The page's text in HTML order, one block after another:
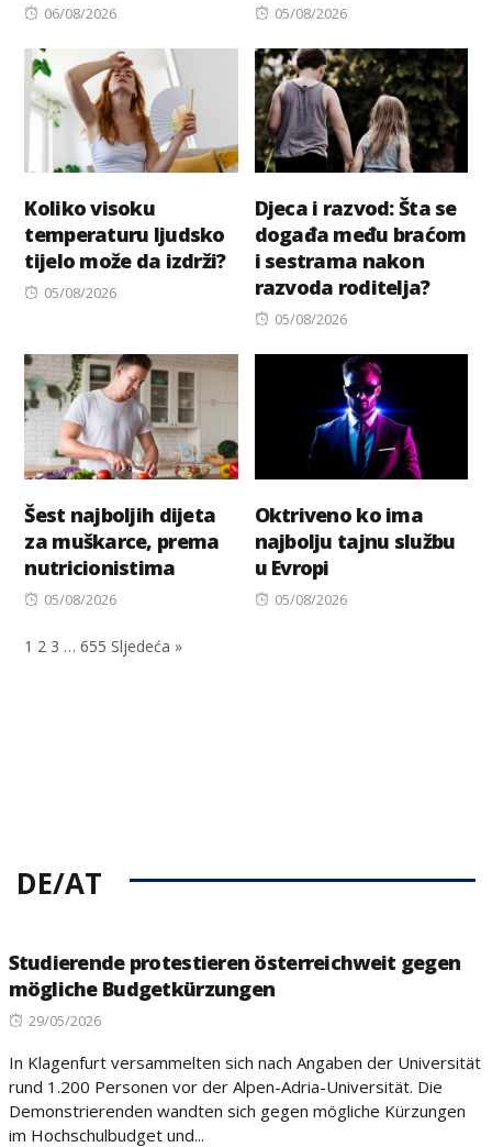
Posted
06/08/2026
Posted
05/08/2026
Koliko visoku
temperaturu ljudsko
tijelo može da izdrži?
Posted
05/08/2026
Djeca i razvod: Šta se
događa među braćom
i sestrama nakon
razvoda roditelja?
Posted
05/08/2026
Šest najboljih dijeta
za muškarce, prema
nutricionistima
Posted
05/08/2026
Oktriveno ko ima
najbolju tajnu službu
u Evropi
Posted
05/08/2026
1 2 3 … 655 Sljedeća »
DE/AT
Studierende protestieren österreichweit gegen
mögliche Budgetkürzungen
Posted
29/05/2026
In Klagenfurt versammelten sich nach Angaben der Universität
rund 1.200 Personen vor der Alpen-Adria-Universität. Die
Demonstrierenden wandten sich gegen mögliche Kürzungen
im Hochschulbudget und...